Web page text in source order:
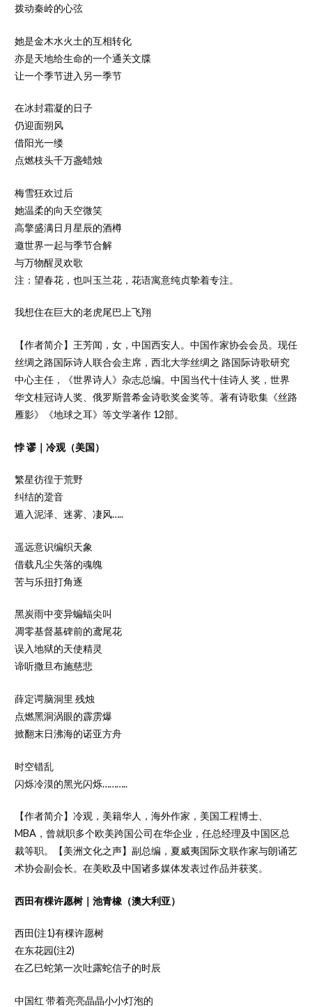
拨动秦岭的心弦
她是金木水火土的互相转化
亦是天地给生命的一个通关文牒
让一个季节进入另一季节
在冰封霜凝的日子
仍迎面朔风
借阳光一缕
点燃枝头千万盏蜡烛
梅雪狂欢过后
她温柔的向天空微笑
高擎盛满日月星辰的酒樽
邀世界一起与季节合解
与万物醒灵欢歌
注：望春花，也叫玉兰花，花语寓意纯贞挚着专注。
我想住在巨大的老虎尾巴上飞翔
【作者简介】王芳闻，女，中国西安人。中国作家协会会员。现任
丝绸之路国际诗人联合会主席，西北大学丝绸之 路国际诗歌研究
中心主任，《世界诗人》杂志总编。中国当代十佳诗人 奖，世界
华文桂冠诗人奖、俄罗斯普希金诗歌奖金奖等。著有诗歌集《丝路
雁影》《地球之耳》等文学著作 12部。
悖 谬｜冷观（美国）
繁星彷徨于荒野
纠结的跫音
遁入泥泽、迷雾、凄风…..
遥远意识编织天象
借载凡尘失落的魂魄
苦与乐扭打角逐
黑炭雨中变异蝙蝠尖叫
凋零基督墓碑前的鸢尾花
误入地狱的天使精灵
谛听撒旦布施慈悲
薛定谔脑洞里 残烛
点燃黑洞涡眼的霹雳爆
掀翻末日沸海的诺亚方舟
时空错乱
闪烁冷漠的黑光闪烁………..
【作者简介】冷观，美籍华人，海外作家，美国工程博士、
MBA，曾就职多个欧美跨国公司在华企业，任总经理及中国区总
裁等职。【美洲文化之声】副总编，夏威夷国际文联作家与朗诵艺
术协会副会长。在美欧及中国诸多媒体发表过作品并获奖。
西田有棵许愿树｜池青橡（澳大利亚）
西田(注1)有棵许愿树
在东花园(注2)
在乙巳蛇第一次吐露蛇信子的时辰
中国红 带着亮亮晶晶小小灯泡的